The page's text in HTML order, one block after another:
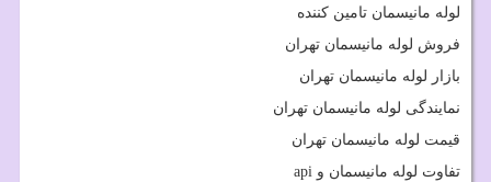
لوله مانیسمان تامین کننده
فروش لوله مانیسمان تهران
بازار لوله مانیسمان تهران
نمایندگی لوله مانیسمان تهران
قیمت لوله مانیسمان تهران
تفاوت لوله مانیسمان و api